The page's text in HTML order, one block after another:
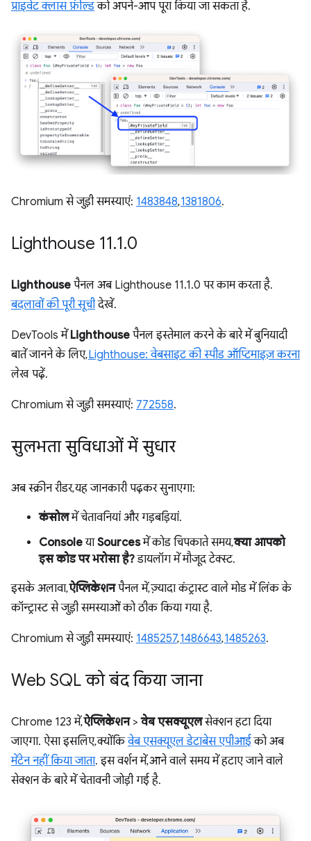
प्राइवेट क्लास फ़ील्डको अपने-आप पूरा किया जा सकता है.
Chromium से जुड़ी समस्याएं: 1483848,1381806.
Lighthouse 11.1.0
Lighthouse पैनल अब Lighthouse 11.1.0 पर काम करता है.
बदलावों की पूरी सूचीदेखें.
DevTools मेंLighthouse पैनल इस्तेमाल करने के बारे में बुनियादी
बातें जानने के लिए,Lighthouse: वेबसाइट की स्पीड ऑप्टिमाइज़ करना
लेख पढ़ें.
Chromium से जुड़ी समस्याएं: 772558.
सुलभता सुविधाओं में सुधार
अब स्क्रीन रीडर, यह जानकारी पढ़कर सुनाएगा:
कंसोलमें चेतावनियां और गड़बड़ियां.
ConsoleयाSourcesमें कोड चिपकाते समय,क्या आपको
इस कोड पर भरोसा है?डायलॉग में मौजूद टेक्स्ट.
इसके अलावा,ऐप्लिकेशनपैनल में, ज़्यादा कंट्रास्ट वाले मोड में लिंक के
कॉन्ट्रास्ट से जुड़ी समस्याओं को ठीक किया गया है.
Chromium से जुड़ी समस्याएं: 1485257,1486643,1485263.
Web SQL को बंद किया जाना
Chrome 123 में,ऐप्लिकेशन>वेब एसक्यूएलसेक्शन हटा दिया
जाएगा. ऐसा इसलिए, क्योंकिवेब एसक्यूएल डेटाबेस एपीआईको अब
मेंटेन नहीं किया जाता. इस वर्शन में, आने वाले समय में हटाए जाने वाले
सेक्शन के बारे में चेतावनी जोड़ी गई है.